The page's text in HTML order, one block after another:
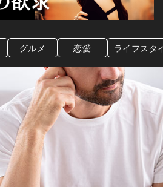
グルメ 恋愛 ライフスタ